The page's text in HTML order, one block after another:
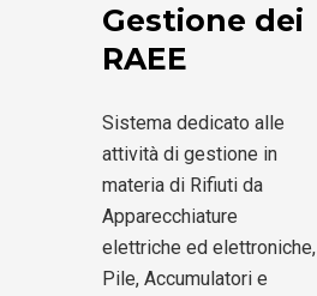
Gestione dei
RAEE
Sistema dedicato alle
attività di gestione in
materia di Rifiuti da
Apparecchiature
elettriche ed elettroniche,
Pile, Accumulatori e